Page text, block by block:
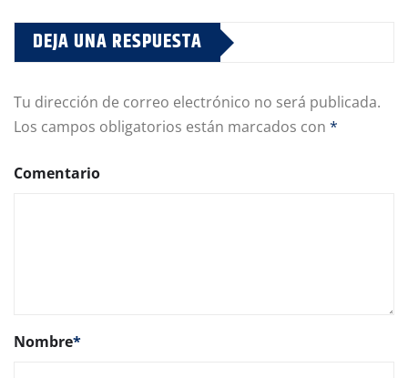
DEJA UNA RESPUESTA
Tu dirección de correo electrónico no será publicada.
Los campos obligatorios están marcados con *
Comentario
Nombre*